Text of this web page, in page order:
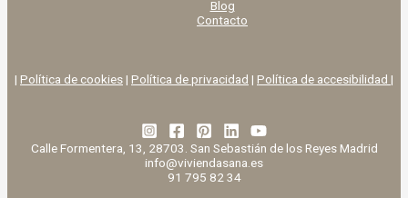
Blog
Contacto
| Política de cookies| Política de privacidad | Política de accesibilidad |
Calle Formentera, 13, 28703. San Sebastián de los Reyes Madrid
info@viviendasana.es
91 795 82 34